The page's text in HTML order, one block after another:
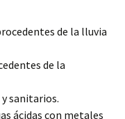
de la lluvia
de la
sanitarios.
ácidas con metales